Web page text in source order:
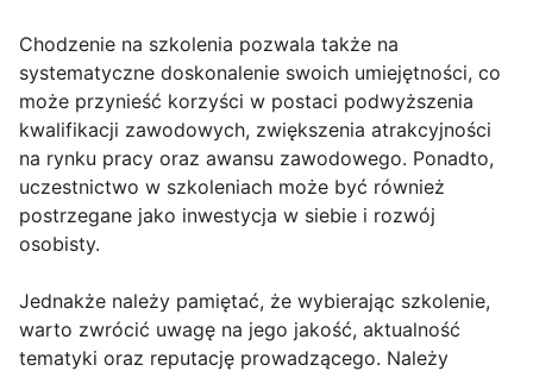
Chodzenie na szkolenia pozwala także na
systematyczne doskonalenie swoich umiejętności, co
może przynieść korzyści w postaci podwyższenia
kwalifikacji zawodowych, zwiększenia atrakcyjności
na rynku pracy oraz awansu zawodowego. Ponadto,
uczestnictwo w szkoleniach może być również
postrzegane jako inwestycja w siebie i rozwój
osobisty.
Jednakże należy pamiętać, że wybierając szkolenie,
warto zwrócić uwagę na jego jakość, aktualność
tematyki oraz reputację prowadzącego. Należy